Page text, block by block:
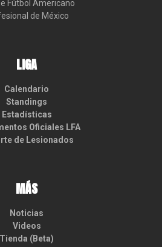
Fútbol Americano
de México
LIGA
Calendario
Standings
Estadísticas
Oficiales LFA
de Lesionados
MÁS
Noticias
Videos
Tienda (Beta)